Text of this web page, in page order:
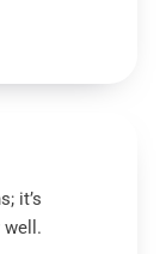
it’s
well.